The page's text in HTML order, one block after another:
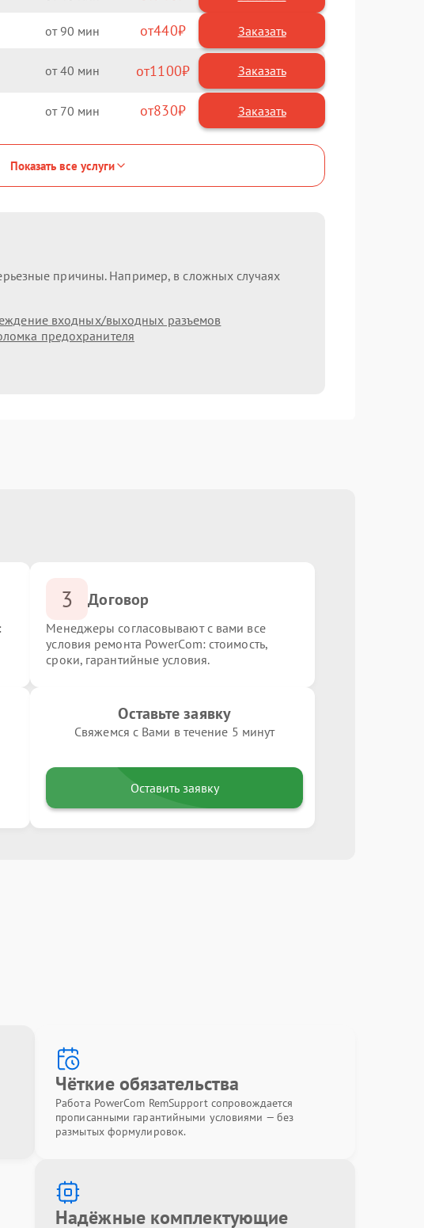
90 440
40 1100
70 830
Показать все услуги
причины. Например, в сложных случаях
входных/выходных разъемов
предохранителя
3 Договор
Менеджеры согласовывают с вами все
условия ремонта PowerCom: стоимость,
сроки, гарантийные условия.
Оставьте заявку
Свяжемся с Вами в течение 5 минут
Оставить заявку
Чёткие обязательства
Работа PowerCom RemSupport сопровождается
прописанными гарантийными условиями — без
размытых формулировок.
Надёжные комплектующие